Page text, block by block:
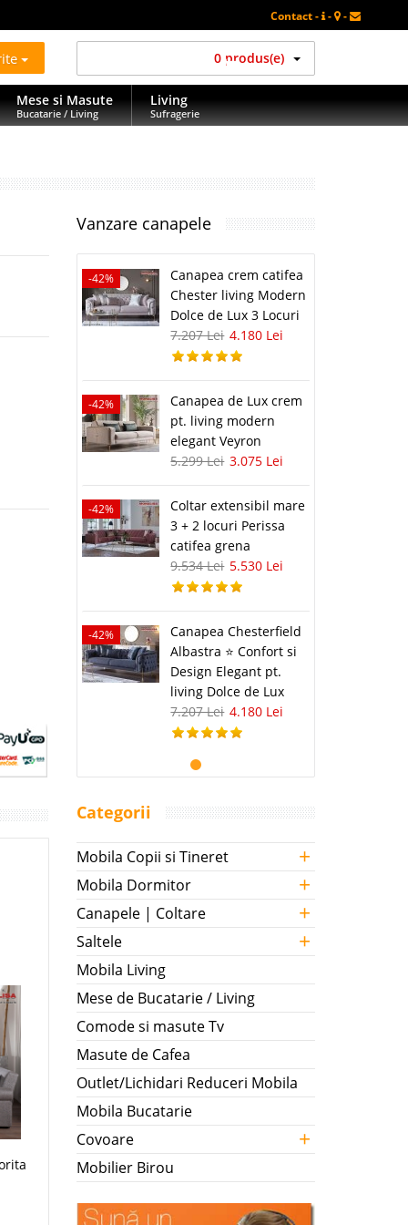
Contact - - -
0 produs(e)
Mese si Masute
Bucatarie / Living
Living
Sufragerie
Vanzare canapele
-42%
Canapea crem catifea
Chester living Modern
Dolce de Lux 3 Locuri
7.207 Lei 4.180 Lei
-42%
Canapea de Lux crem
pt. living modern
elegant Veyron
5.299 Lei 3.075 Lei
-42%
Coltar extensibil mare
3 + 2 locuri Perissa
catifea grena
9.534 Lei 5.530 Lei
-42%
Canapea Chesterfield
Albastra ⭐ Confort si
Design Elegant pt.
living Dolce de Lux
7.207 Lei 4.180 Lei
Categorii
Mobila Copii si Tineret +
Mobila Dormitor +
Canapele | Coltare +
Saltele +
Mobila Living
Mese de Bucatarie / Living
Comode si masute Tv
Masute de Cafea
Outlet/Lichidari Reduceri Mobila
Mobila Bucatarie
Covoare
+
Mobilier Birou